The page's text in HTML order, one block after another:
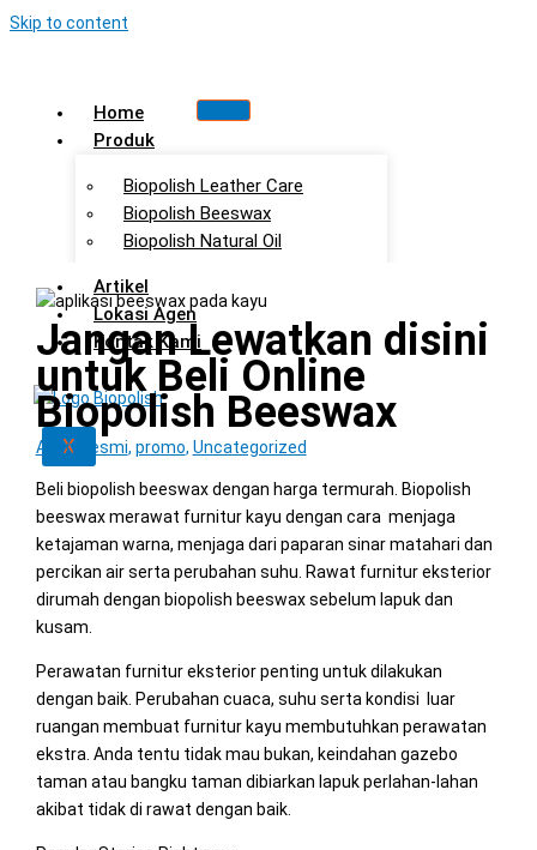
Skip to content
Home
Produk
Biopolish Leather Care
Biopolish Beeswax
Biopolish Natural Oil
Artikel
Lokasi Agen
Kontak Kami
X
Jangan Lewatkan disini
untuk Beli Online
Biopolish Beeswax
Agen Resmi, promo, Uncategorized
Beli biopolish beeswax dengan harga termurah. Biopolish
beeswax merawat furnitur kayu dengan cara menjaga
ketajaman warna, menjaga dari paparan sinar matahari dan
percikan air serta perubahan suhu. Rawat furnitur eksterior
dirumah dengan biopolish beeswax sebelum lapuk dan
kusam.
Perawatan furnitur eksterior penting untuk dilakukan
dengan baik. Perubahan cuaca, suhu serta kondisi luar
ruangan membuat furnitur kayu membutuhkan perawatan
ekstra. Anda tentu tidak mau bukan, keindahan gazebo
taman atau bangku taman dibiarkan lapuk perlahan-lahan
akibat tidak di rawat dengan baik.